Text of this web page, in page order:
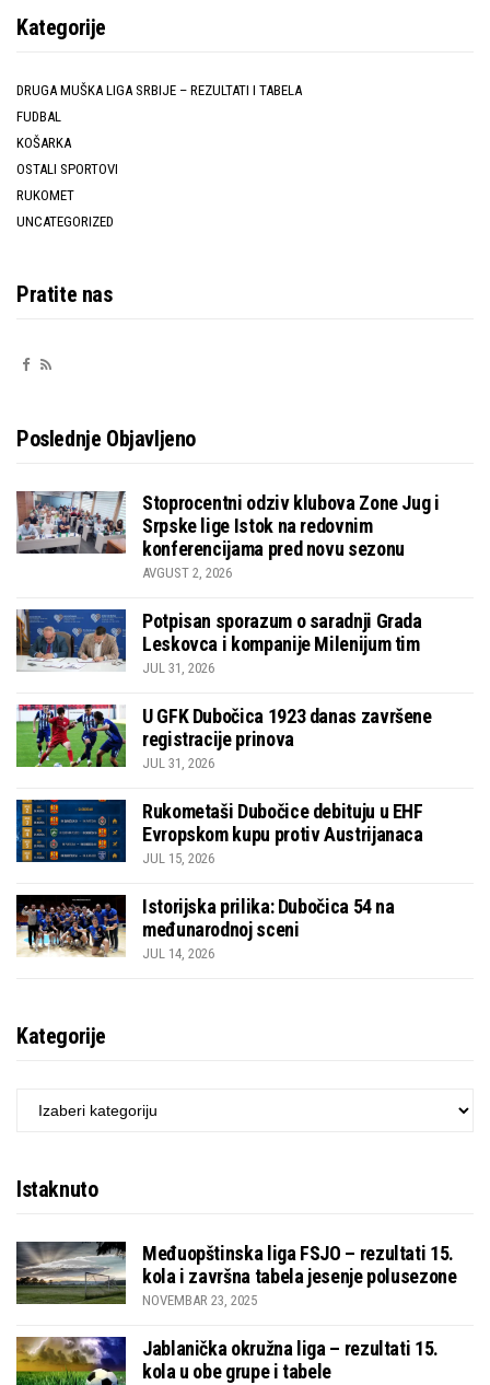
Kategorije
DRUGA MUŠKA LIGA SRBIJE – REZULTATI I TABELA
FUDBAL
KOŠARKA
OSTALI SPORTOVI
RUKOMET
UNCATEGORIZED
Pratite nas
Poslednje Objavljeno
Stoprocentni odziv klubova Zone Jug i
Srpske lige Istok na redovnim
konferencijama pred novu sezonu
AVGUST 2, 2026
Potpisan sporazum o saradnji Grada
Leskovca i kompanije Milenijum tim
JUL 31, 2026
U GFK Dubočica 1923 danas završene
registracije prinova
JUL 31, 2026
Rukometaši Dubočice debituju u EHF
Evropskom kupu protiv Austrijanaca
JUL 15, 2026
Istorijska prilika: Dubočica 54 na
međunarodnoj sceni
JUL 14, 2026
Kategorije
KATEGORIJE
Istaknuto
Međuopštinska liga FSJO – rezultati 15.
kola i završna tabela jesenje polusezone
NOVEMBAR 23, 2025
Jablanička okružna liga – rezultati 15.
kola u obe grupe i tabele